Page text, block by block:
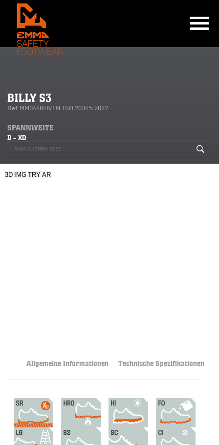
BILLY S3
Ref.MM344848/EN ISO 20345:2022
SPANNWEITE
D - XD
3D IMG TRY AR
Allgemeine Informationen Technische Spezifikationen